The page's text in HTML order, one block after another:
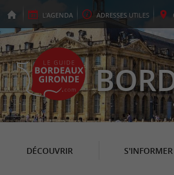
L'AGENDA ADRESSES UTILES
DÉCOUVRIR S'INFORMER